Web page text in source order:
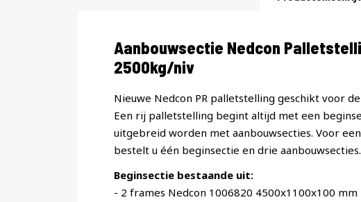
Productomschrijving
Aanbouwsectie Nedcon
2500kg/niv
Nieuwe Nedcon PR palletstelling geschikt voor
Een rij palletstelling begint altijd met een
uitgebreid worden met aanbouwsecties. Voor
bestelt u één beginsectie en drie aanbouwsecties.
Beginsectie bestaande uit:
- 2 frames Nedcon 1006820 4500x1100x100 mm